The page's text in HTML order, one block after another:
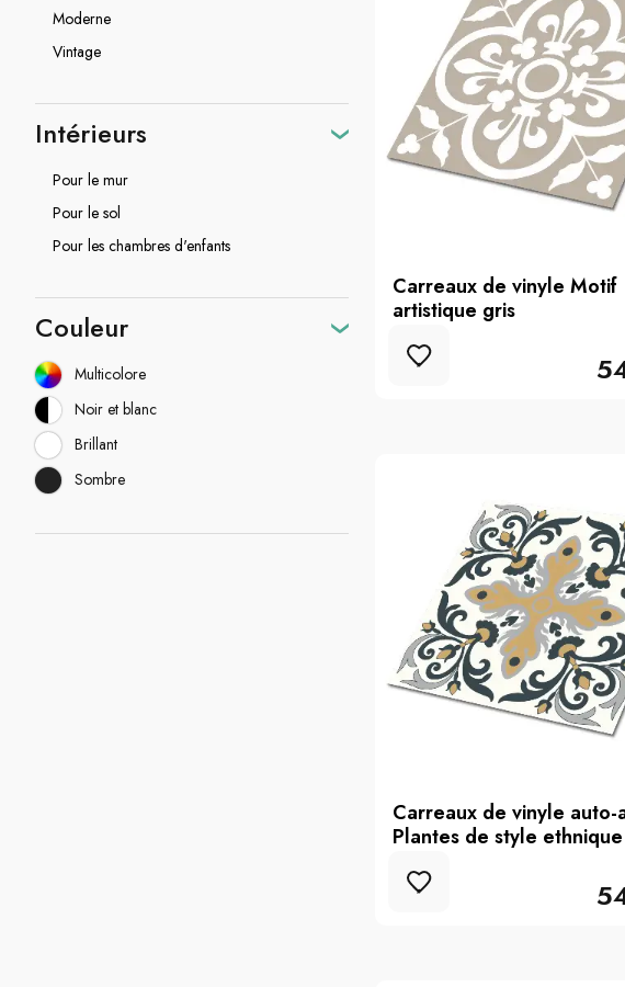
Moderne
Vintage
Intérieurs
Pour le mur
Pour le sol
Pour les chambres d'enfants
Couleur
Multicolore
Noir et blanc
Brillant
Sombre
Carreaux de vinyle Motif
artistique gris
Carreaux de vinyle auto-
Plantes de style ethnique